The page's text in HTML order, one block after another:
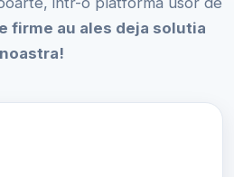
firme au ales deja solutia
noastra!